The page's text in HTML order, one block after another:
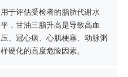
用于评估受检者的脂肪代谢水
平，甘油三脂升高是导致高血
压、冠心病、心肌梗塞、动脉粥
样硬化的高度危险因素。